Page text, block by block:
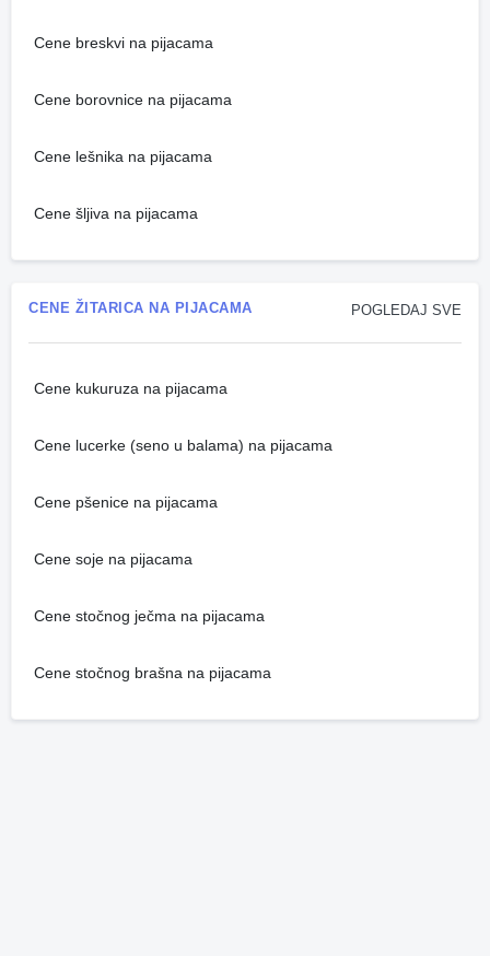
Cene breskvi na pijacama
Cene borovnice na pijacama
Cene lešnika na pijacama
Cene šljiva na pijacama
POGLEDAJ SVE
CENE ŽITARICA NA PIJACAMA
Cene kukuruza na pijacama
Cene lucerke (seno u balama) na pijacama
Cene pšenice na pijacama
Cene soje na pijacama
Cene stočnog ječma na pijacama
Cene stočnog brašna na pijacama